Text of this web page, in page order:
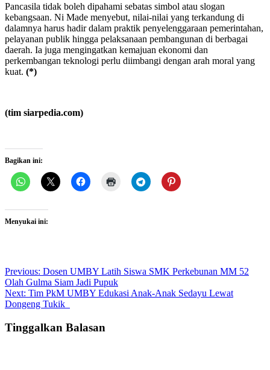
Pancasila tidak boleh dipahami sebatas simbol atau slogan
kebangsaan. Ni Made menyebut, nilai-nilai yang terkandung di
dalamnya harus hadir dalam praktik penyelenggaraan pemerintahan,
pelayanan publik hingga pelaksanaan pembangunan di berbagai
daerah. Ia juga mengingatkan kemajuan ekonomi dan
perkembangan teknologi perlu diimbangi dengan arah moral yang
kuat. (*)
(tim siarpedia.com)
Bagikan ini:
Menyukai ini:
Post
navigation
Previous: Dosen UMBY Latih Siswa SMK Perkebunan MM 52
Olah Gulma Siam Jadi Pupuk
Next: Tim PkM UMBY Edukasi Anak-Anak Sedayu Lewat
Dongeng Tukik
Tinggalkan Balasan